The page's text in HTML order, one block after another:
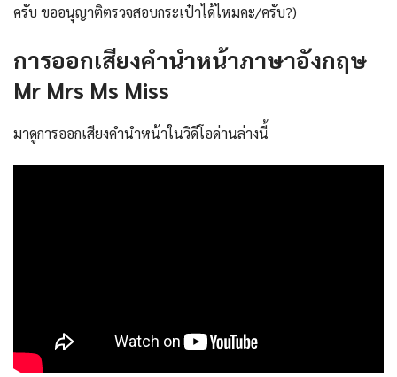
ครับ ขออนุญาติตรวจสอบกระเป๋าได้ไหมคะ/ครับ?)
การออกเสียงคำนำหน้าภาษาอังกฤษ
Mr Mrs Ms Miss
มาดูการออกเสียงคำนำหน้าในวิดีโอด่านล่างนี้